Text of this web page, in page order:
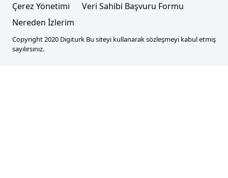
Çerez Yönetimi
Veri Sahibi Başvuru Formu
Nereden İzlerim
Copyright 2020 Digiturk Bu siteyi kullanarak sözleşmeyi kabul etmiş
sayılırsınız.